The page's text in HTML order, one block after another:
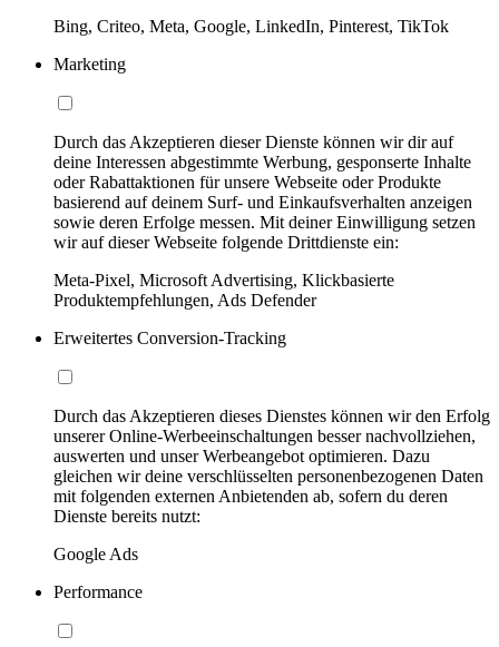
Bing, Criteo, Meta, Google, LinkedIn, Pinterest, TikTok
Marketing
Durch das Akzeptieren dieser Dienste können wir dir auf
deine Interessen abgestimmte Werbung, gesponserte Inhalte
oder Rabattaktionen für unsere Webseite oder Produkte
basierend auf deinem Surf- und Einkaufsverhalten anzeigen
sowie deren Erfolge messen. Mit deiner Einwilligung setzen
wir auf dieser Webseite folgende Drittdienste ein:
Meta-Pixel, Microsoft Advertising, Klickbasierte
Produktempfehlungen, Ads Defender
Erweitertes Conversion-Tracking
Durch das Akzeptieren dieses Dienstes können wir den Erfolg
unserer Online-Werbeeinschaltungen besser nachvollziehen,
auswerten und unser Werbeangebot optimieren. Dazu
gleichen wir deine verschlüsselten personenbezogenen Daten
mit folgenden externen Anbietenden ab, sofern du deren
Dienste bereits nutzt:
Google Ads
Performance